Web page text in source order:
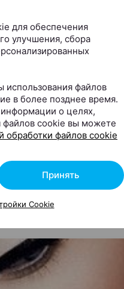
состоится
программа
для обеспечения
улучшения, сбора
файлов
в более позднее время.
о целях,
файлов cookie вы можете
обработки файлов cookie
Принять
Cookie